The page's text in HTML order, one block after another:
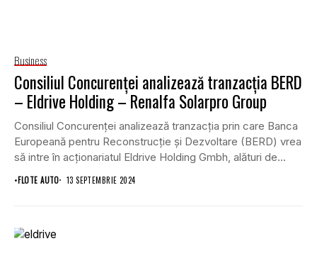
Business
Consiliul Concurenţei analizează tranzacţia BERD
– Eldrive Holding – Renalfa Solarpro Group
Consiliul Concurenţei analizează tranzacţia prin care Banca
Europeană pentru Reconstrucţie şi Dezvoltare (BERD) vrea
să intre în acţionariatul Eldrive Holding Gmbh, alături de...
•FLOTE AUTO 13 SEPTEMBRIE 2024